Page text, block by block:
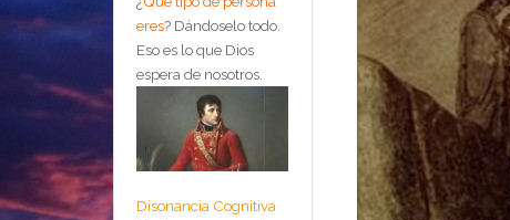
eres? Dándoselo todo.
Eso es lo que Dios
espera de nosotros.
Disonancia Cognitiva